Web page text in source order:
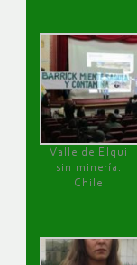
Valle de Elqui
sin minería.
Chile